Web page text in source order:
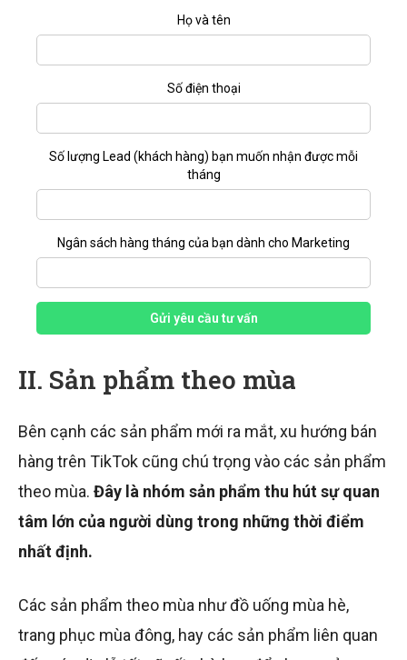
Họ và tên
Số lượng Lead (khách hàng) bạn muốn nhận được mỗi
tháng
Ngân sách hàng tháng của bạn dành cho Marketing
Số điện thoại
Gửi yêu cầu tư vấn
II. Sản phẩm theo mùa
Bên cạnh các sản phẩm mới ra mắt, xu hướng bán
hàng trên TikTok cũng chú trọng vào các sản phẩm
theo mùa. Đây là nhóm sản phẩm thu hút sự quan
tâm lớn của người dùng trong những thời điểm
nhất định.
Các sản phẩm theo mùa như đồ uống mùa hè,
trang phục mùa đông, hay các sản phẩm liên quan